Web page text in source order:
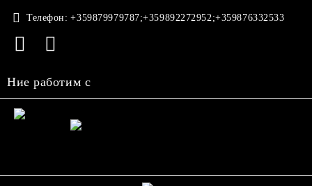
Телефон: +359879979787;+359892272952;+359876332533
Ние работим с